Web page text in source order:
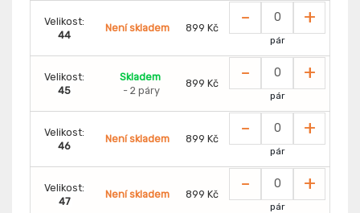
Velikost:
44
Není skladem 899 Kč - +
pár
Velikost:
45
Skladem
- 2 páry
899 Kč - +
pár
Velikost:
46
Není skladem 899 Kč - +
pár
Velikost:
47
Není skladem 899 Kč - +
pár